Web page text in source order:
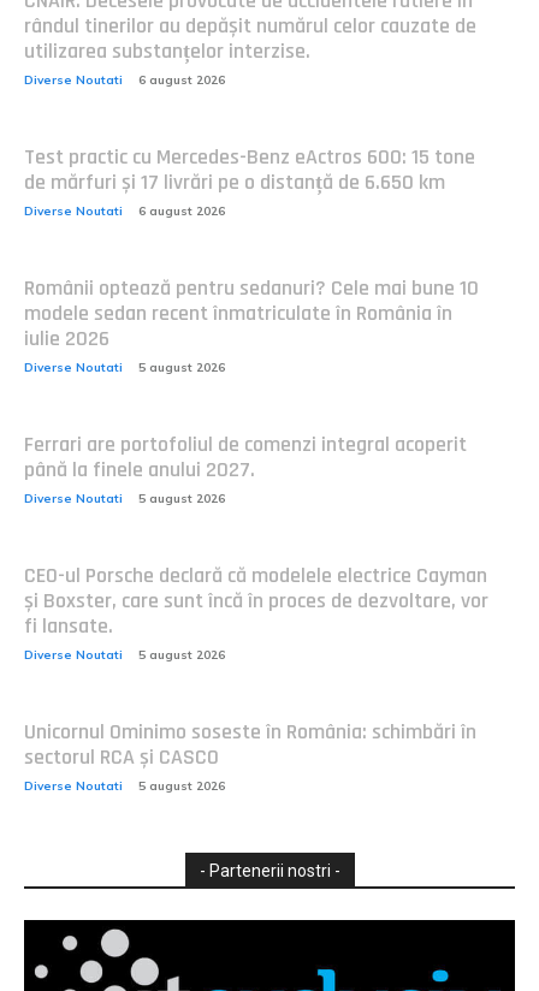
rândul tinerilor au depășit numărul celor cauzate de
utilizarea substanțelor interzise.
Diverse Noutati 6 august 2026
Test practic cu Mercedes-Benz eActros 600: 15 tone
de mărfuri și 17 livrări pe o distanță de 6.650 km
Diverse Noutati 6 august 2026
Românii optează pentru sedanuri? Cele mai bune 10
modele sedan recent înmatriculate în România în
iulie 2026
Diverse Noutati 5 august 2026
Ferrari are portofoliul de comenzi integral acoperit
până la finele anului 2027.
Diverse Noutati 5 august 2026
CEO-ul Porsche declară că modelele electrice Cayman
și Boxster, care sunt încă în proces de dezvoltare, vor
fi lansate.
Diverse Noutati 5 august 2026
Unicornul Ominimo soseste în România: schimbări în
sectorul RCA și CASCO
Diverse Noutati 5 august 2026
- Partenerii nostri -